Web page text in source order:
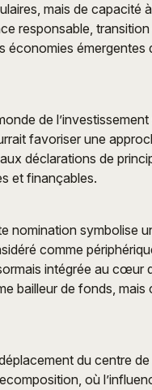
mais de capacité
responsable,
économies émergentes
de
favoriser une
déclarations de
et finançables.
nomination symbolise
comme
intégrée au cœur
bailleur de fonds,
du centre de
où